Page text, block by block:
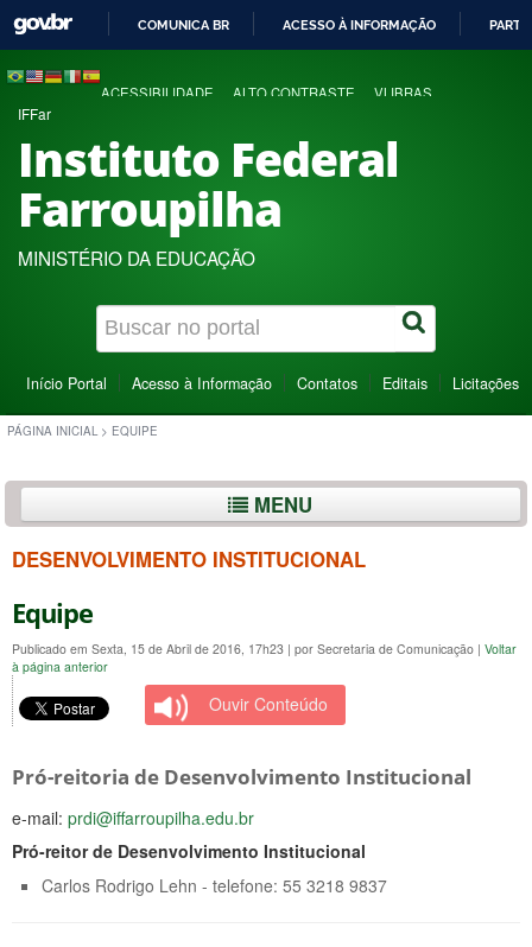
COMUNICA BR ACESSO À INFORMAÇÃO
ACESSIBILIDADE ALTO CONTRASTE VLIBRAS
IFFar
Instituto Federal
Farroupilha
MINISTÉRIO DA EDUCAÇÃO
Início Portal Acesso à Informação Contatos Editais Licitações
PÁGINA INICIAL > EQUIPE
MENU
DESENVOLVIMENTO INSTITUCIONAL
Equipe
Publicado em Sexta, 15 de Abril de 2016, 17h23 | por Secretaria de Comunicação | Voltar
à página anterior
Ouvir Conteúdo
Pró-reitoria de Desenvolvimento Institucional
e-mail: prdi@iffarroupilha.edu.br
Pró-reitor de Desenvolvimento Institucional
Carlos Rodrigo Lehn - telefone: 55 3218 9837